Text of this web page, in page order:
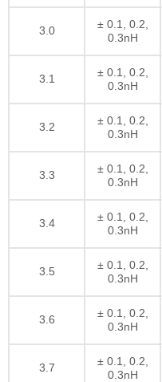
3.0
± 0.1, 0.2,
0.3nH
3.1
± 0.1, 0.2,
0.3nH
3.2
± 0.1, 0.2,
0.3nH
3.3
± 0.1, 0.2,
0.3nH
3.4
± 0.1, 0.2,
0.3nH
3.5
± 0.1, 0.2,
0.3nH
3.6
± 0.1, 0.2,
0.3nH
3.7
± 0.1, 0.2,
0.3nH